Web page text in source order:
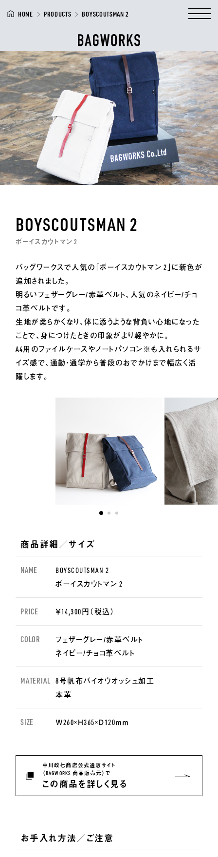
CONTACT US
HOME PRODUCTS BOYSCOUTSMAN 2
BOYSCOUTSMAN 2
ボーイスカウトマン 2
バッグワークスで人気の「ボーイスカウトマン 2」に新色が
追加されました。
明るいフェザーグレー/赤革ベルト、人気のネイビー/チョ
コ革ベルトです。
生地が柔らかくなり、体に添うような背負い心地になった
ことで、身につけたときの印象がより軽やかに。
A4用のファイルケースやノートパソコン※も入れられるサ
イズ感で、通勤・通学から普段のおでかけまで幅広く活
躍します。
商品詳細／サイズ
NAME
BOYSCOUTSMAN 2
ボーイスカウトマン 2
PRICE ￥14,300円（税込）
COLOR
フェザーグレー/赤革ベルト
ネイビー/チョコ革ベルト
MATERIAL 8号帆布バイオウオッシュ加工
本革
SIZE Ｗ260×Ｈ365×Ｄ120ｍｍ
中川政七商店公式通販サイト
（BAGWORKS 商品販売元）で
この商品を詳しく見る
お手入れ方法／ご注意